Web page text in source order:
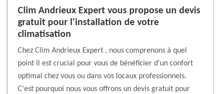
Clim Andrieux Expert vous propose un devis
gratuit pour l'installation de votre
climatisation
Chez Clim Andrieux Expert , nous comprenons à quel
point il est crucial pour vous de bénéficier d'un confort
optimal chez vous ou dans vos locaux professionnels.
C'est pourquoi nous vous offrons un devis gratuit pour